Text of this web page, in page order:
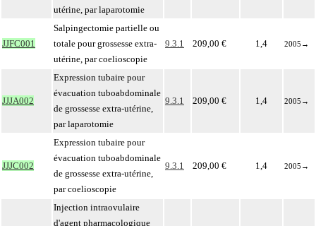
utérine, par laparotomie
JJFC001
Salpingectomie partielle ou
totale pour grossesse extra-
utérine, par coelioscopie
9.3.1 209,00 € 1,4 2005 →
JJJA002
Expression tubaire pour
évacuation tuboabdominale
de grossesse extra-utérine,
par laparotomie
9.3.1 209,00 € 1,4 2005 →
JJJC002
Expression tubaire pour
évacuation tuboabdominale
de grossesse extra-utérine,
par coelioscopie
9.3.1 209,00 € 1,4 2005 →
Injection intraovulaire
d'agent pharmacologique